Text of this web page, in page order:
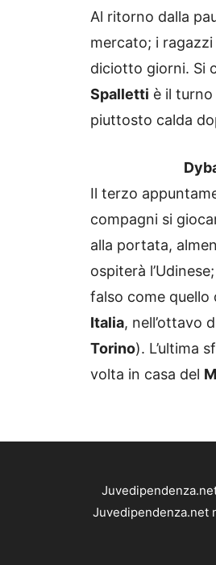
Al ritorno dalla
mercato; i ragazzi
diciotto giorni. Si
Spalletti è il turno
piuttosto calda
Il terzo
compagni si
alla portata,
ospiterà
falso come quello
Italia, nell’ottavo
Torino). L’ultima
volta in casa del
Juvedipendenza.net